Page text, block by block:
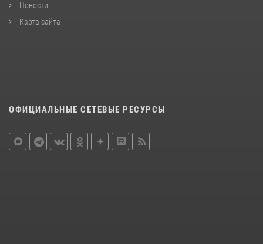
Новости
Карта сайта
ОФИЦИАЛЬНЫЕ СЕТЕВЫЕ РЕСУРСЫ